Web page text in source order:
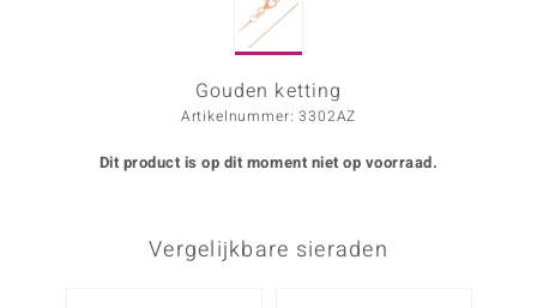
Gouden ketting
Artikelnummer: 3302AZ
Dit product is op dit moment niet op voorraad.
Vergelijkbare sieraden